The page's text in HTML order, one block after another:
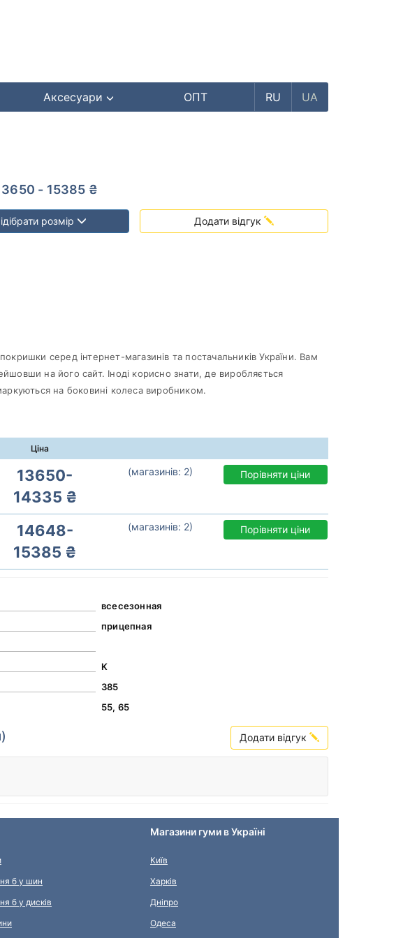
Аксесуари ОПТ RU UA
- 15385 ₴
розмір Додати відгук
серед інтернет-магазинів та постачальників України. Вам
на його сайт. Іноді корисно знати, де виробляється
на боковині колеса виробником.
Ціна
13650-
14335 ₴
(магазинів: 2) Порівняти ціни
14648-
15385 ₴
(магазинів: 2) Порівняти ціни
всесезонная
прицепная
K
385
55, 65
Додати відгук
б у шин
б у дисків
Магазини гуми в Україні
Київ
Харків
Дніпро
Одеса